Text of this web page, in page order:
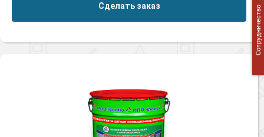
Сделать заказ Сотрудничество